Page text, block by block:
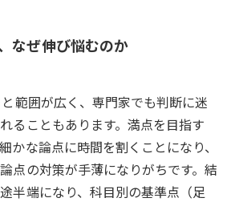
なぜ伸び悩むのか
範囲が広く、専門家でも判断に迷
ることもあります。満点を目指す
かな論点に時間を割くことになり、
点の対策が手薄になりがちです。結
半端になり、科目別の基準点（足